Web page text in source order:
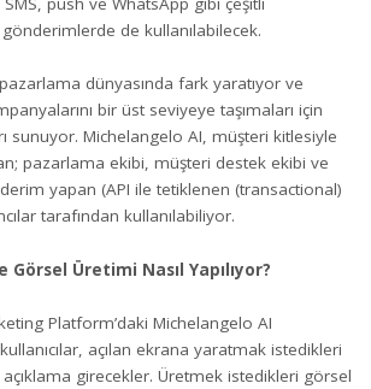
de kullanılabilecek.
dünyasında fark yaratıyor ve
bir üst seviyeye taşımaları için
sunuyor. Michelangelo AI, müşteri kitlesiyle
pazarlama ekibi, müşteri destek ekibi ve
yapan (API ile tetiklenen (transactional)
tarafından kullanılabiliyor.
Görsel Üretimi Nasıl Yapılıyor?
Platform’daki Michelangelo AI
açılan ekrana yaratmak istedikleri
girecekler. Üretmek istedikleri görsel